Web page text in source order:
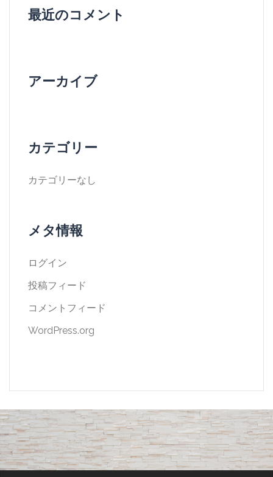
最近のコメント
アーカイブ
カテゴリー
カテゴリーなし
メタ情報
ログイン
投稿フィード
コメントフィード
WordPress.org